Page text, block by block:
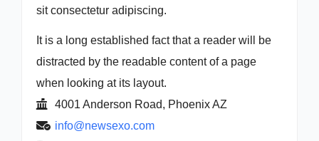
sit consectetur adipiscing.
It is a long established fact that a reader will be
distracted by the readable content of a page
when looking at its layout.
4001 Anderson Road, Phoenix AZ
info@newsexo.com